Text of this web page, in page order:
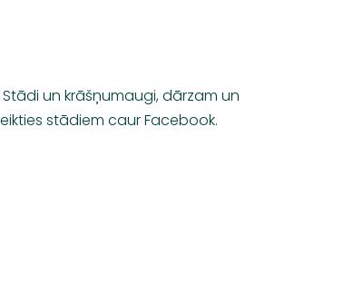
Stādi un krāšņumaugi, dārzam un
stādiem caur Facebook.